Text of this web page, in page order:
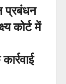
प्रबंधन
कोर्ट में